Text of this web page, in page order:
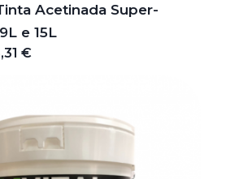
Acetinada Super-
e 15L
€